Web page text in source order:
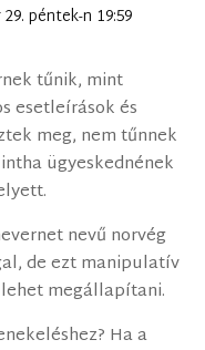
péntek-n 19:59
tűnik, mint
esetleírások és
meg, nem tűnnek
ügyeskednének
nevű norvég
de ezt manipulatív
megállapítani.
Ha a